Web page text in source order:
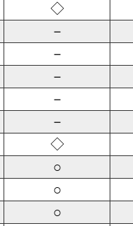
◇
－
－
－
－
－
◇
○
○
○